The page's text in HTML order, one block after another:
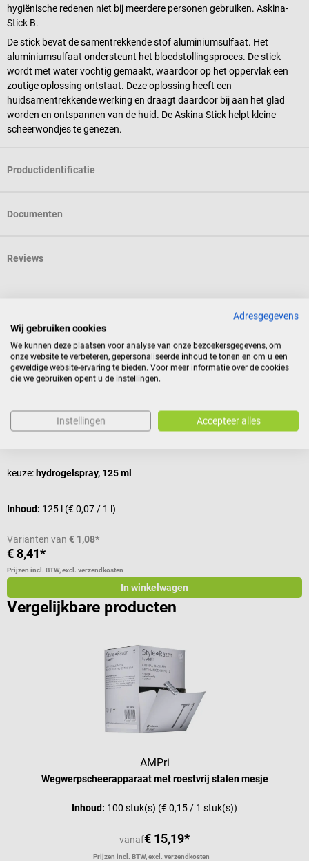
hygiënische redenen niet bij meerdere personen gebruiken. Askina-
Stick B.
De stick bevat de samentrekkende stof aluminiumsulfaat. Het
aluminiumsulfaat ondersteunt het bloedstollingsproces. De stick
wordt met water vochtig gemaakt, waardoor op het oppervlak een
zoutige oplossing ontstaat. Deze oplossing heeft een
huidsamentrekkende werking en draagt daardoor bij aan het glad
worden en ontspannen van de huid. De Askina Stick helpt kleine
scheerwondjes te genezen.
Productidentificatie
Documenten
Reviews
Burnshield
Burnshield
keuze: hydrogelspray, 125 ml
Inhoud: 125 l (€ 0,07 / 1 l)
Varianten van € 1,08*
€ 8,41*
Prijzen incl. BTW, excl. verzendkosten
In winkelwagen
Vergelijkbare producten
AMPri
Wegwerpscheerapparaat met roestvrij stalen mesje
Inhoud: 100 stuk(s) (€ 0,15 / 1 stuk(s))
vanaf€ 15,19*
Prijzen incl. BTW, excl. verzendkosten
Adresgegevens
Wij gebruiken cookies
We kunnen deze plaatsen voor analyse van onze bezoekersgegevens, om
onze website te verbeteren, gepersonaliseerde inhoud te tonen en om u een
geweldige website-ervaring te bieden. Voor meer informatie over de cookies
die we gebruiken opent u de instellingen.
Instellingen Accepteer alles